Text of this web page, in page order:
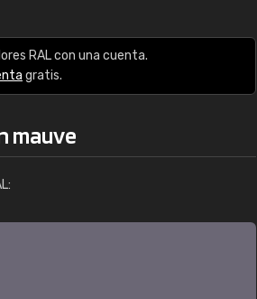
RAL con una cuenta.
gratis.
mauve
RAL K7 a base de agua